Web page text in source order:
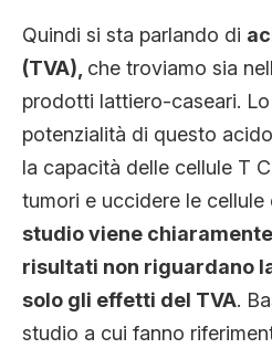
Quindi si sta parlando di
(TVA), che troviamo sia
prodotti lattiero-caseari.
potenzialità di questo
la capacità delle cellule T
tumori e uccidere le cellule
studio viene
risultati non riguardano
solo gli effetti del TVA.
studio a cui fanno